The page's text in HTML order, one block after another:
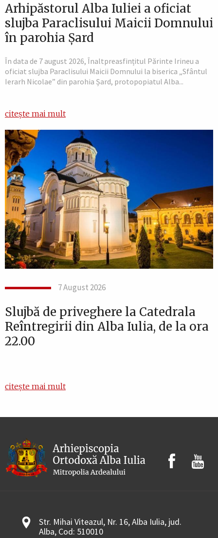
Arhipăstorul Alba Iuliei a oficiat
slujba Paraclisului Maicii Domnului
în parohia Șard
În data de 7 august 2026, Înaltpreasfințitul Părinte Irineu a
oficiat slujba Paraclisului Maicii Domnului la biserica „Sfântul
Ierarh Nicolae” din parohia Șard, protopopiatul Alba...
citește mai mult
7 August 2026
Slujbă de priveghere la Catedrala
Reîntregirii din Alba Iulia, de la ora
22.00
citește mai mult
Str. Mihai Viteazul, Nr. 16, Alba Iulia, jud.
Alba, Cod: 510010